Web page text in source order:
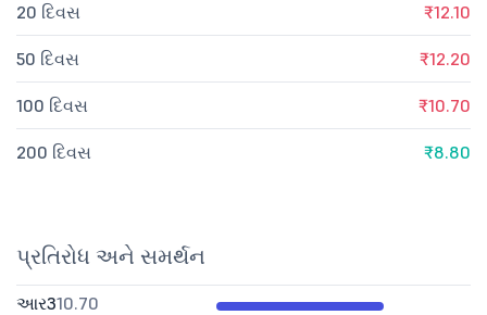
20 દિવસ ₹12.10
50 દિવસ ₹12.20
100 દિવસ ₹10.70
200 દિવસ ₹8.80
પ્રતિરોધ અને સમર્થન
આર310.70